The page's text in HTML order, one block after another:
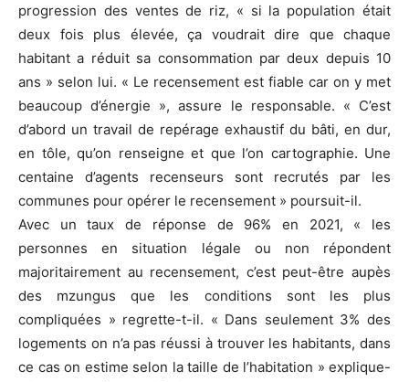
progression des ventes de riz, « si la population était
deux fois plus élevée, ça voudrait dire que chaque
habitant a réduit sa consommation par deux depuis 10
ans » selon lui. « Le recensement est fiable car on y met
beaucoup d’énergie », assure le responsable. « C’est
d’abord un travail de repérage exhaustif du bâti, en dur,
en tôle, qu’on renseigne et que l’on cartographie. Une
centaine d’agents recenseurs sont recrutés par les
communes pour opérer le recensement » poursuit-il.
Avec un taux de réponse de 96% en 2021, « les
personnes en situation légale ou non répondent
majoritairement au recensement, c’est peut-être aupès
des mzungus que les conditions sont les plus
compliquées » regrette-t-il. « Dans seulement 3% des
logements on n’a pas réussi à trouver les habitants, dans
ce cas on estime selon la taille de l’habitation » explique-